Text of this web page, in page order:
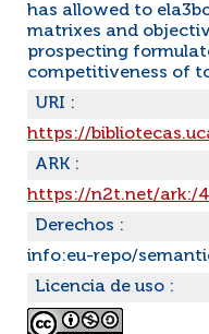
has allowed to
matrixes and
prospecting
competitiveness of
URI :
https://
ARK :
https://n2t.net/ark:/
Derechos :
info:eu-repo/
Licencia de uso :